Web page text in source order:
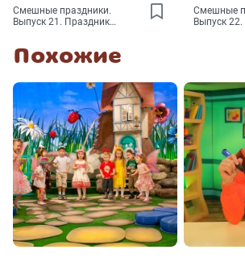
Смешные праздники.
Выпуск 21. Праздник
Смешные
Выпуск
Похожие